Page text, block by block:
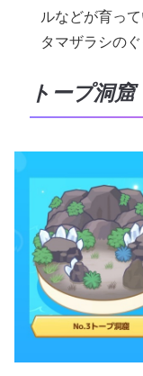
ルなどが育っ
タマザラシの
トープ洞窟